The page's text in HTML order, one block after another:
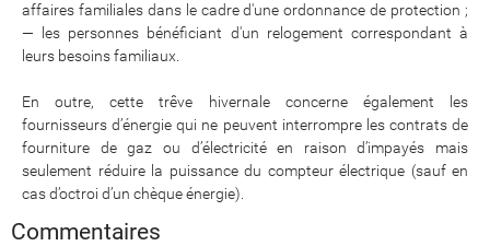
affaires familiales dans le cadre d'une ordonnance de protection ;
— les personnes bénéficiant d'un relogement correspondant à
leurs besoins familiaux.
​​​​​​​En outre, cette trêve hivernale concerne également les
fournisseurs d’énergie qui ne peuvent interrompre les contrats de
fourniture de gaz ou d’électricité en raison d’impayés mais
seulement réduire la puissance du compteur électrique (sauf en
cas d’octroi d’un chèque énergie).
Commentaires